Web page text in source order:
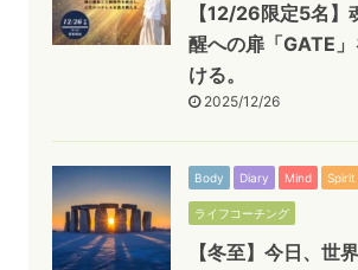
【12/26限定5名】
醒への扉「GATE」
ける。
2025/12/26
Body Diary Mind Spirit
ライフコーチング
【冬至】今日、世